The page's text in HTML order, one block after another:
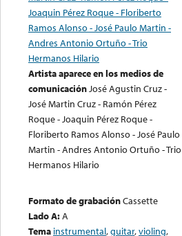
Joaquin Pérez Roque - Floriberto
Ramos Alonso - José Paulo Martin -
Andres Antonio Ortuño - Trio
Hermanos Hilario
Artista aparece en los medios de
comunicaciónJosé Agustin Cruz -
José Martin Cruz - Ramón Pérez
Roque - Joaquin Pérez Roque -
Floriberto Ramos Alonso - José Paulo
Martin - Andres Antonio Ortuño - Trio
Hermanos Hilario
Formato de grabaciónCassette
Lado A:A
Tema instrumental,guitar,violing,